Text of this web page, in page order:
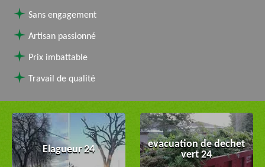
Sans engagement
Artisan passionné
Prix imbattable
Travail de qualité
Elagueur 24
evacuation de dechet
vert 24